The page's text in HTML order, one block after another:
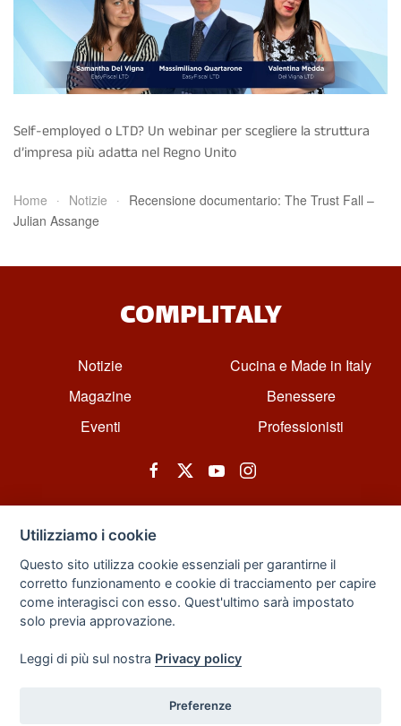
Self-employed o LTD? Un webinar per scegliere la struttura
d’impresa più adatta nel Regno Unito
Home Notizie
Recensione documentario: The Trust Fall –
Julian Assange
COMPLITALY
Notizie
Magazine
Eventi
Cucina e Made in Italy
Benessere
Professionisti
© All rights reserved. Powered by Zarix Solution LTD, Forest House
Business Centre, 8 Gainsborough Road, London, England, E11 1HT.
Privacy Policy |Sitemap
Utilizziamo i cookie
Questo sito utilizza cookie essenziali per garantirne il
corretto funzionamento e cookie di tracciamento per capire
come interagisci con esso. Quest'ultimo sarà impostato
solo previa approvazione.
Leggi di più sul nostra Privacy policy
Preferenze